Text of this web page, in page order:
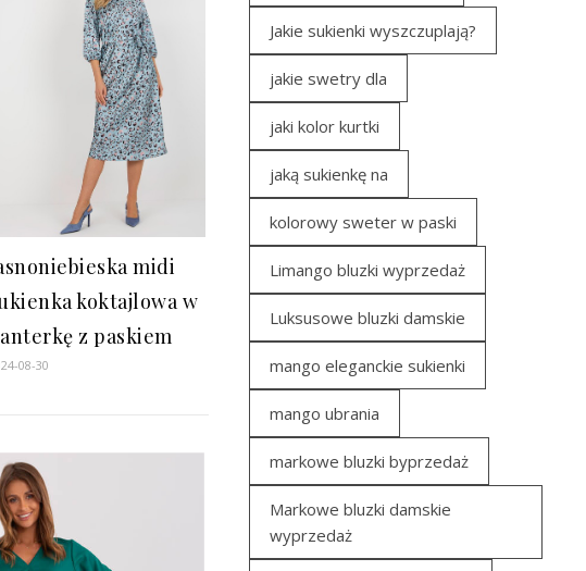
midi
koktajlowa w
z paskiem
08-30
Jakie sukienki wyszczuplają?
jakie swetry dla
jaki kolor kurtki
jaką sukienkę na
kolorowy sweter w paski
Limango bluzki wyprzedaż
Luksusowe bluzki damskie
mango eleganckie sukienki
mango ubrania
markowe bluzki byprzedaż
Markowe bluzki damskie
wyprzedaż